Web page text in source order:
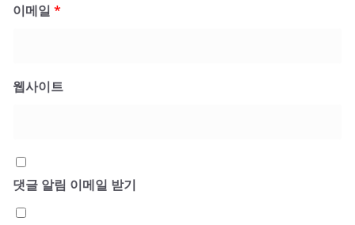
이메일 *
웹사이트
댓글 알림 이메일 받기